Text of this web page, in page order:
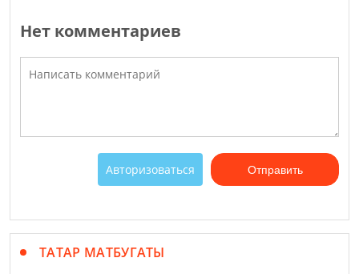
Нет комментариев
Авторизоваться Отправить
ТАТАР МАТБУГАТЫ